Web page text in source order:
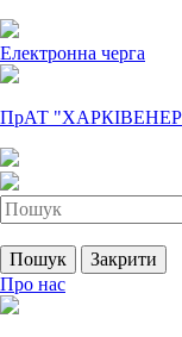
Електронна черга
ПрАТ
Пошук
Закрити
Про нас